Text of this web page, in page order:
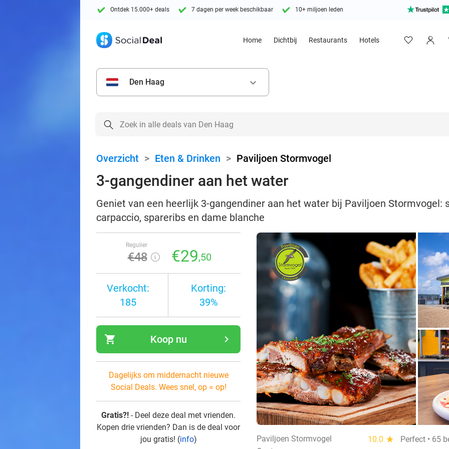
Ontdek 15.000+ deals 7 dagen per week beschikbaar 10+ miljoen leden
Home Dichtbij Restaurants Hotels
Den Haag keyboard_arrow_down
Overzicht > Eten & Drinken > Paviljoen Stormvogel
3-gangendiner aan het water
Geniet van een heerlijk 3-gangendiner aan het water bij Paviljoen Stormvogel:
carpaccio, spareribs en dame blanche
Regulier
€48 €29,50
Verkocht:
185
Korting:
39%
shopping_cart navigate_next
Koop nu
Dagelijks om middernacht nieuwe
Social Deals. Wees snel, op = op!
Gratis?! - Deel deze deal met vrienden.
Kopen drie vrienden? Dan is de deal voor
jou gratis! (info) Paviljoen Stormvogel 10.0 star
Perfect • 65